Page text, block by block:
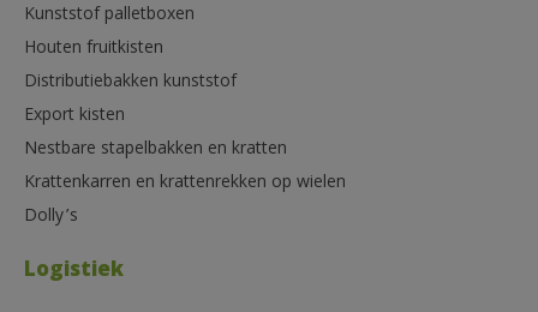
Kunststof palletboxen
Houten fruitkisten
Distributiebakken kunststof
Export kisten
Nestbare stapelbakken en kratten
Krattenkarren en krattenrekken op wielen
Dolly’s
Logistiek